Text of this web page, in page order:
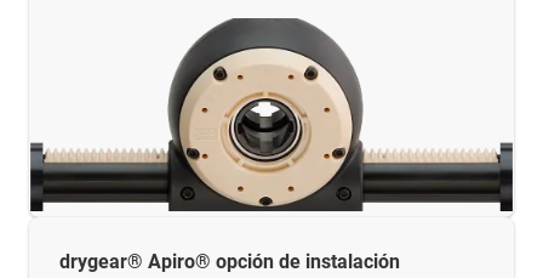
drygear® Apiro® opción de instalación